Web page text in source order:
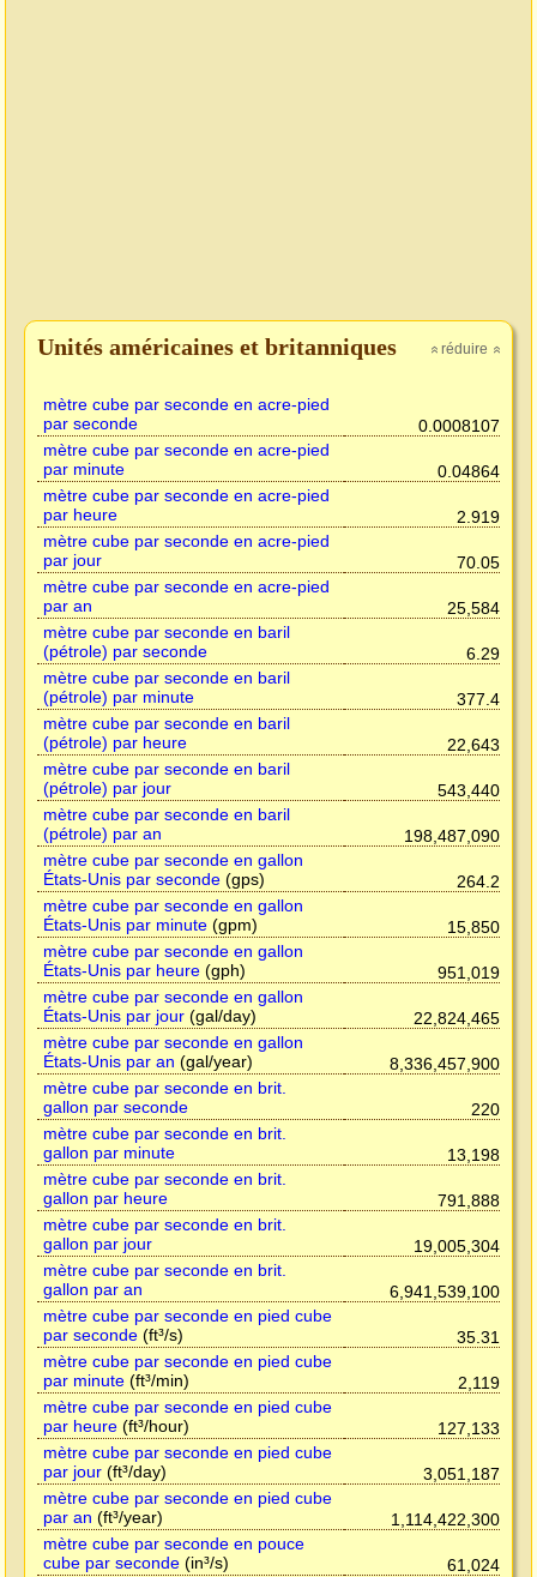
» réduire »
Unités américaines et britanniques
mètre cube par seconde en acre-pied
par seconde
0.0008107
mètre cube par seconde en acre-pied
par minute
0.04864
mètre cube par seconde en acre-pied
par heure
2.919
mètre cube par seconde en acre-pied
par jour
70.05
mètre cube par seconde en acre-pied
par an
25,584
mètre cube par seconde en baril
(pétrole) par seconde
6.29
mètre cube par seconde en baril
(pétrole) par minute
377.4
mètre cube par seconde en baril
(pétrole) par heure
22,643
mètre cube par seconde en baril
(pétrole) par jour
543,440
mètre cube par seconde en baril
(pétrole) par an
198,487,090
mètre cube par seconde en gallon
États-Unis par seconde (gps)
264.2
mètre cube par seconde en gallon
États-Unis par minute (gpm)
15,850
mètre cube par seconde en gallon
États-Unis par heure (gph)
951,019
mètre cube par seconde en gallon
États-Unis par jour (gal/day)
22,824,465
mètre cube par seconde en gallon
États-Unis par an (gal/year)
8,336,457,900
mètre cube par seconde en brit.
gallon par seconde
220
mètre cube par seconde en brit.
gallon par minute
13,198
mètre cube par seconde en brit.
gallon par heure
791,888
mètre cube par seconde en brit.
gallon par jour
19,005,304
mètre cube par seconde en brit.
gallon par an
6,941,539,100
mètre cube par seconde en pied cube
par seconde (ft³/s)
35.31
mètre cube par seconde en pied cube
par minute (ft³/min)
2,119
mètre cube par seconde en pied cube
par heure (ft³/hour)
127,133
mètre cube par seconde en pied cube
par jour (ft³/day)
3,051,187
mètre cube par seconde en pied cube
par an (ft³/year)
1,114,422,300
mètre cube par seconde en pouce
cube par seconde (in³/s)
61,024